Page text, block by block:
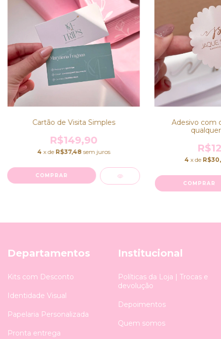
Cartão de Visita Simples
R$149,90
4 x de R$37,48 sem juros
COMPRAR
Adesivo com
4 x de
COMPRAR
Departamentos
Kits com Desconto
Identidade Visual
Papelaria Personalizada
Pronta entrega
Institucional
Políticas da Loja | Trocas e
devolução
Depoimentos
Quem somos